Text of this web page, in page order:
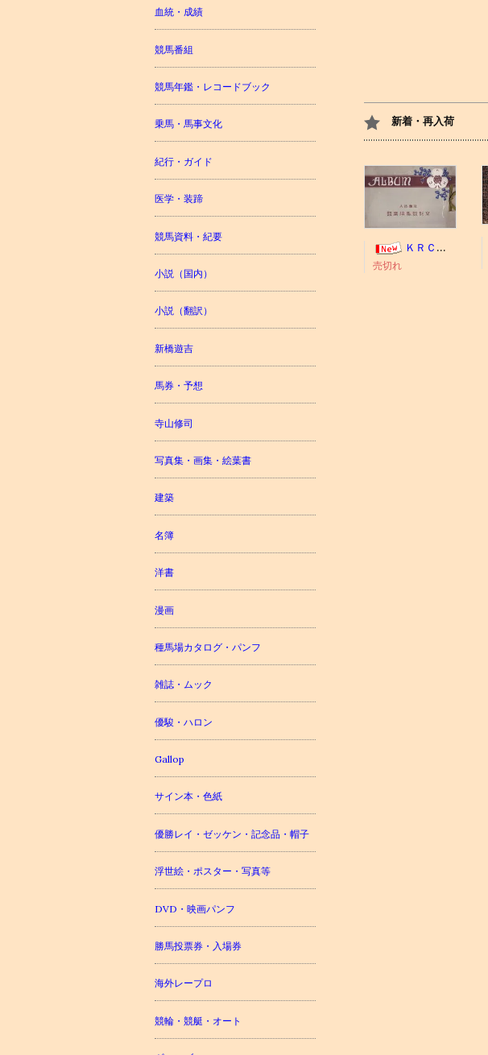
新着・再入荷
ＫＲＣ ＡＬＢＵＭ（京都競馬場写真帖）
売切れ
血統・成績
競馬番組
競馬年鑑・レコードブック
乗馬・馬事文化
紀行・ガイド
医学・装蹄
競馬資料・紀要
小説（国内）
小説（翻訳）
新橋遊吉
馬券・予想
寺山修司
写真集・画集・絵葉書
建築
名簿
洋書
漫画
種馬場カタログ・パンフ
雑誌・ムック
優駿・ハロン
Gallop
サイン本・色紙
優勝レイ・ゼッケン・記念品・帽子
浮世絵・ポスター・写真等
DVD・映画パンフ
勝馬投票券・入場券
海外レープロ
競輪・競艇・オート